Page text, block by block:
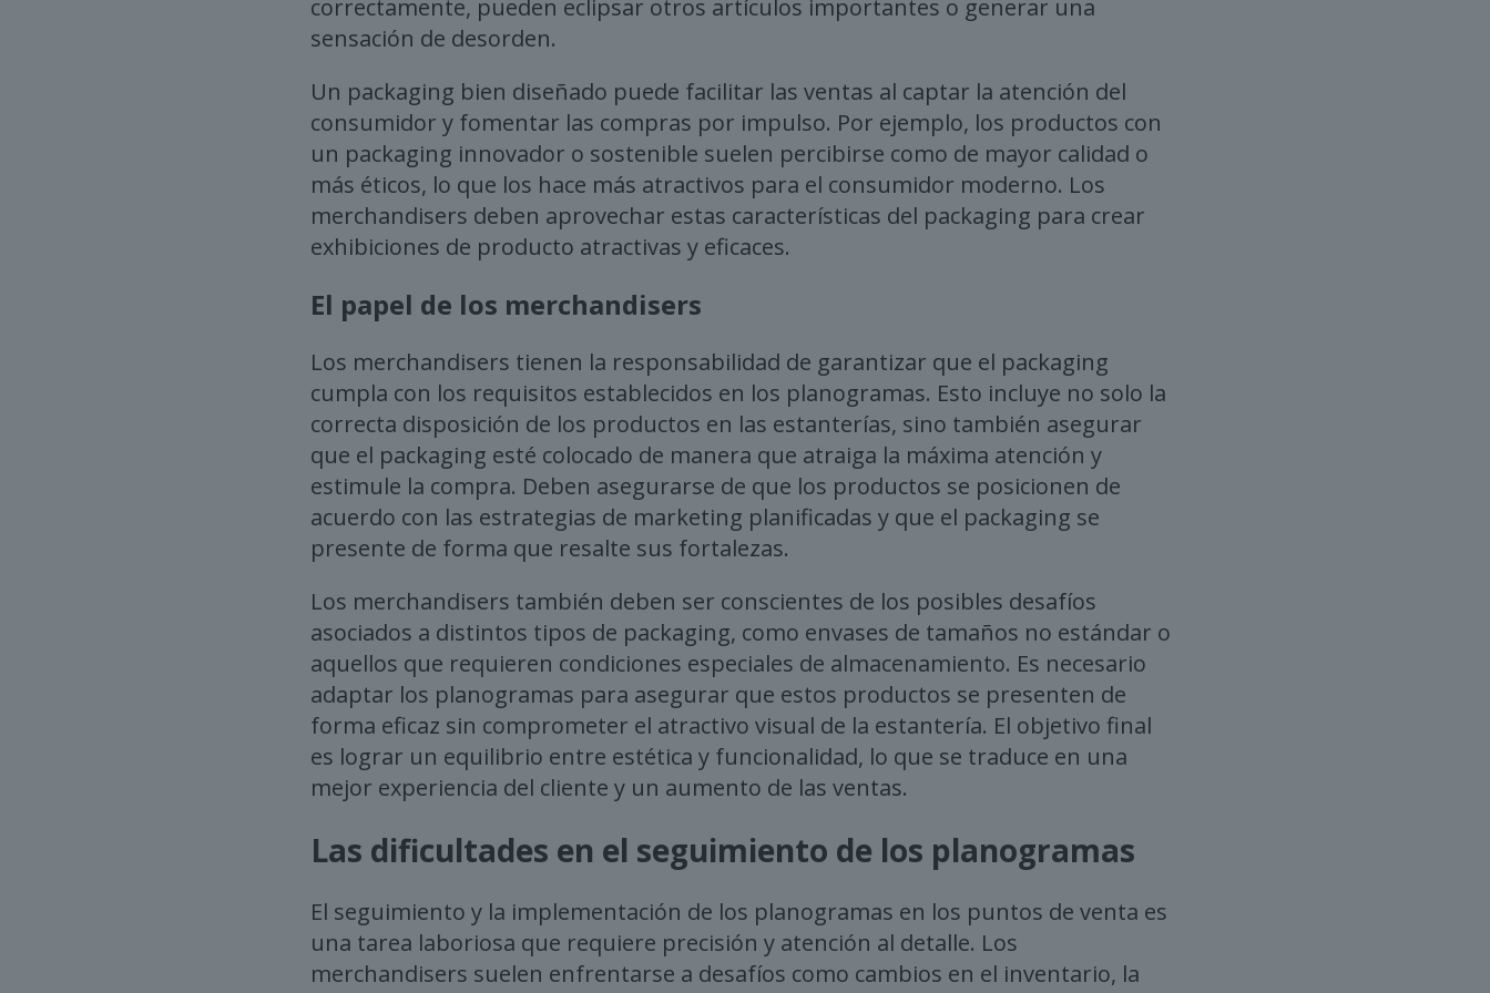
correctamente, pueden eclipsar otros artículos importantes o generar una
sensación de desorden.
Un packaging bien diseñado puede facilitar las ventas al captar la atención del
consumidor y fomentar las compras por impulso. Por ejemplo, los productos con
un packaging innovador o sostenible suelen percibirse como de mayor calidad o
más éticos, lo que los hace más atractivos para el consumidor moderno. Los
merchandisers deben aprovechar estas características del packaging para crear
exhibiciones de producto atractivas y eficaces.
El papel de los merchandisers
Los merchandisers tienen la responsabilidad de garantizar que el packaging
cumpla con los requisitos establecidos en los planogramas. Esto incluye no solo la
correcta disposición de los productos en las estanterías, sino también asegurar
que el packaging esté colocado de manera que atraiga la máxima atención y
estimule la compra. Deben asegurarse de que los productos se posicionen de
acuerdo con las estrategias de marketing planificadas y que el packaging se
presente de forma que resalte sus fortalezas.
Los merchandisers también deben ser conscientes de los posibles desafíos
asociados a distintos tipos de packaging, como envases de tamaños no estándar o
aquellos que requieren condiciones especiales de almacenamiento. Es necesario
adaptar los planogramas para asegurar que estos productos se presenten de
forma eficaz sin comprometer el atractivo visual de la estantería. El objetivo final
es lograr un equilibrio entre estética y funcionalidad, lo que se traduce en una
mejor experiencia del cliente y un aumento de las ventas.
Las dificultades en el seguimiento de los planogramas
El seguimiento y la implementación de los planogramas en los puntos de venta es
una tarea laboriosa que requiere precisión y atención al detalle. Los
merchandisers suelen enfrentarse a desafíos como cambios en el inventario, la